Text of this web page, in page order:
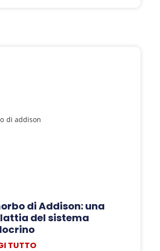
di Addison: una
del sistema
TUTTO